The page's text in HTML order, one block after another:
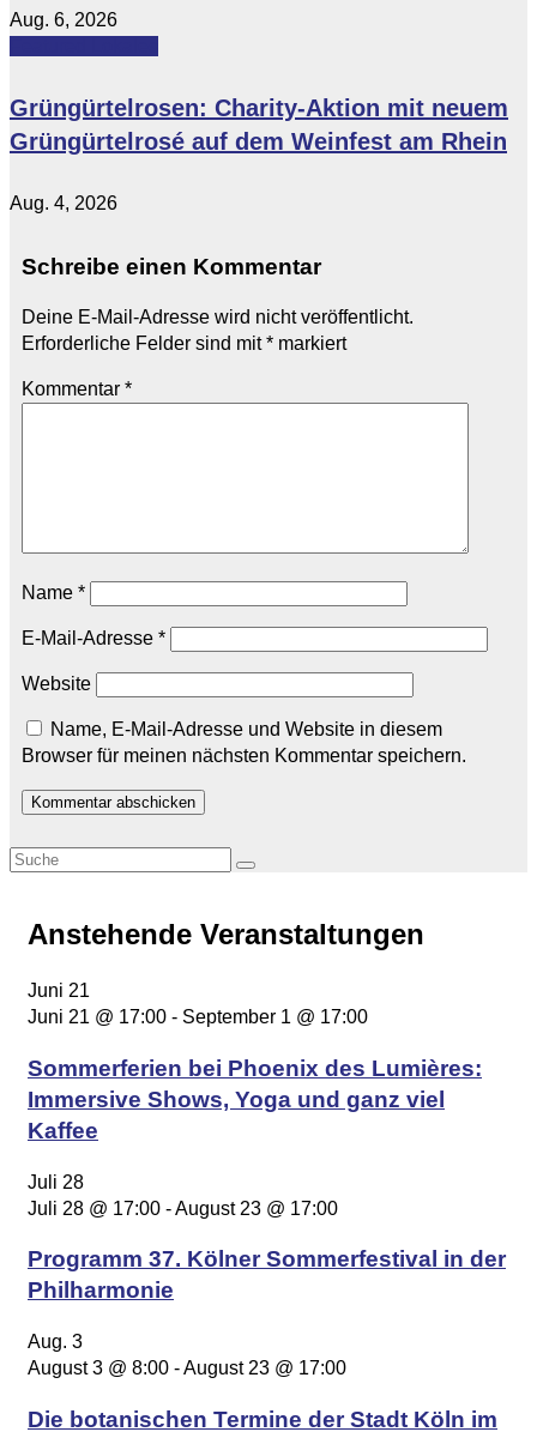
Aug. 6, 2026
Grüngürtelrosen: Charity-Aktion mit neuem
Grüngürtelrosé auf dem Weinfest am Rhein
Aug. 4, 2026
Schreibe einen Kommentar
Deine E-Mail-Adresse wird nicht veröffentlicht.
Erforderliche Felder sind mit* markiert
Kommentar *
Name *
E-Mail-Adresse *
Website
Name, E-Mail-Adresse und Website in diesem
Browser für meinen nächsten Kommentar speichern.
Anstehende Veranstaltungen
Juni 21
Juni 21 @ 17:00 - September 1 @ 17:00
Sommerferien bei Phoenix des Lumières:
Immersive Shows, Yoga und ganz viel
Kaffee
Juli 28
Juli 28 @ 17:00 -August 23 @ 17:00
Programm 37. Kölner Sommerfestival in der
Philharmonie
Aug. 3
August 3 @ 8:00 -August 23 @ 17:00
Die botanischen Termine der Stadt Köln im